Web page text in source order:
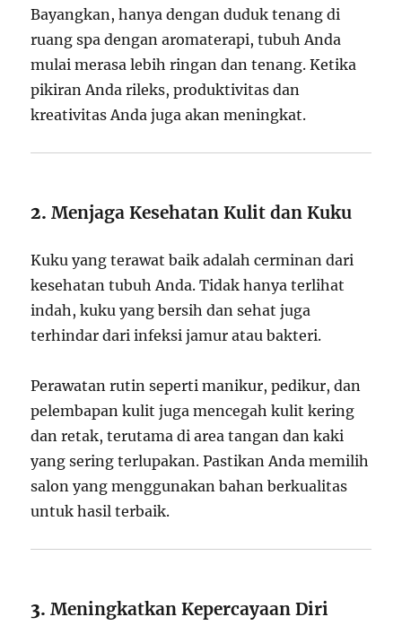
Bayangkan, hanya dengan duduk tenang di
ruang spa dengan aromaterapi, tubuh Anda
mulai merasa lebih ringan dan tenang. Ketika
pikiran Anda rileks, produktivitas dan
kreativitas Anda juga akan meningkat.
2.Menjaga Kesehatan Kulit dan Kuku
Kuku yang terawat baik adalah cerminan dari
kesehatan tubuh Anda. Tidak hanya terlihat
indah, kuku yang bersih dan sehat juga
terhindar dari infeksi jamur atau bakteri.
Perawatan rutin seperti manikur, pedikur, dan
pelembapan kulit juga mencegah kulit kering
dan retak, terutama di area tangan dan kaki
yang sering terlupakan. Pastikan Anda memilih
salon yang menggunakan bahan berkualitas
untuk hasil terbaik.
3.Meningkatkan Kepercayaan Diri